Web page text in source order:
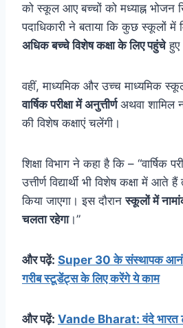
को स्कूल आए बच्चों को मध्याह्न भोजन
पदाधिकारी ने बताया कि कुछ स्कूलों में
अधिक बच्चे विशेष कक्षा के लिए पहुंचेहुए
वहीं, माध्यमिक और उच्च माध्यमिक
वार्षिक परीक्षा में अनुत्तीर्णअथवा शामिल
की विशेष कक्षाएं चलेंगी।
शिक्षा विभाग ने कहा है कि – “वार्षिक
उत्तीर्ण विद्यार्थी भी विशेष कक्षा में आते
किया जाएगा। इस दौरानस्कूलों में
चलता रहेगा।”
और पढ़ें: Super 30 के संस्थापक आनंद
गरीब स्टूडेंट्स के लिए करेंगे ये काम
और पढ़ें: Vande Bharat: वंदे भारत